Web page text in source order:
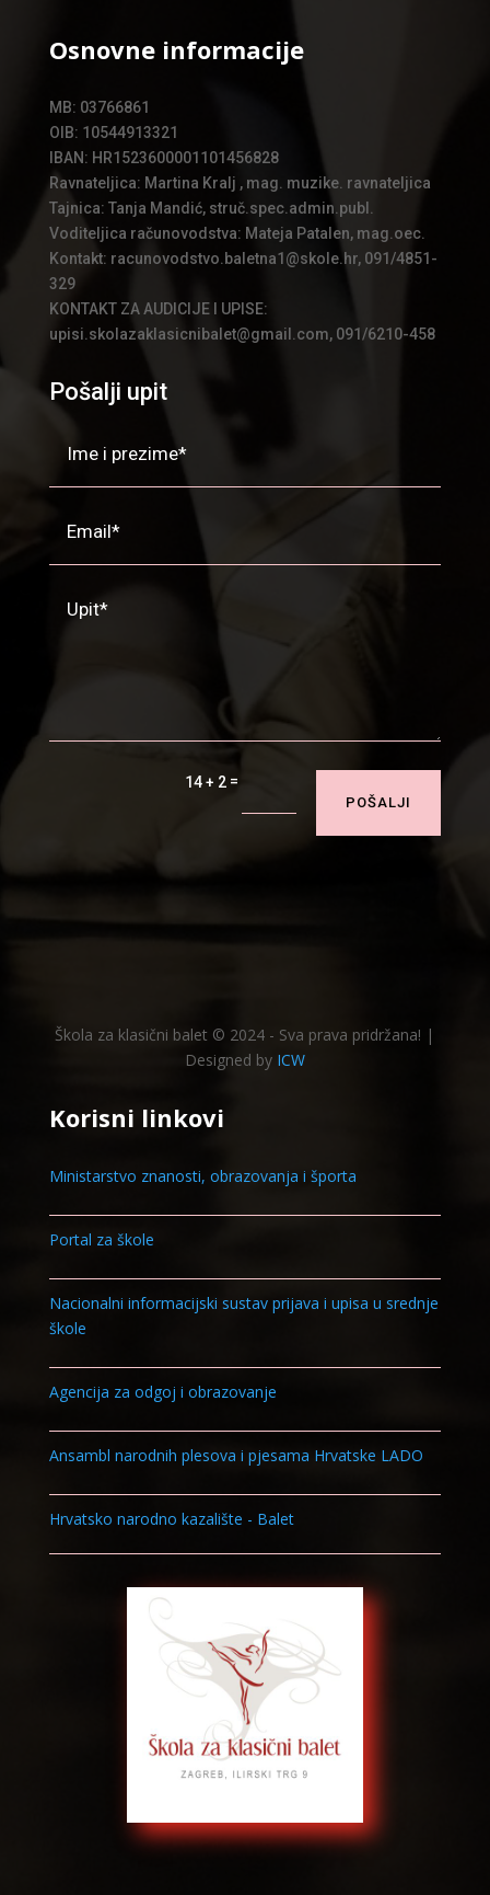
Osnovne informacije
MB: 03766861
OIB: 10544913321
IBAN: HR1523600001101456828
Ravnateljica: Martina Kralj , mag. muzike. ravnateljica
Tajnica: Tanja Mandić, struč.spec.admin.publ.
Voditeljica računovodstva: Mateja Patalen, mag.oec.
Kontakt: racunovodstvo.baletna1@skole.hr, 091/4851-
329
KONTAKT ZA AUDICIJE I UPISE:
upisi.skolazaklasicnibalet@gmail.com, 091/6210-458
Pošalji upit
14 + 2 =
POŠALJI
Škola za klasični balet © 2024 - Sva prava pridržana! |
Designed by ICW
Korisni linkovi
Ministarstvo znanosti, obrazovanja i športa
Portal za škole
Nacionalni informacijski sustav prijava i upisa u srednje
škole
Agencija za odgoj i obrazovanje
Ansambl narodnih plesova i pjesama Hrvatske LADO
Hrvatsko narodno kazalište - Balet